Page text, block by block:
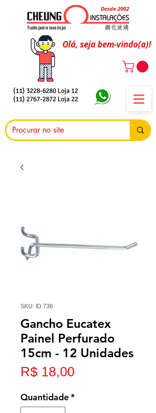
Desde 2002
Olá, seja bem-vindo(a)!
(11) 3228-6280 Loja 12
(11) 2767-2872 Loja 22
SKU: ID 736
Gancho Eucatex
Painel Perfurado
15cm - 12 Unidades
R$ 18,00
Quantidade*